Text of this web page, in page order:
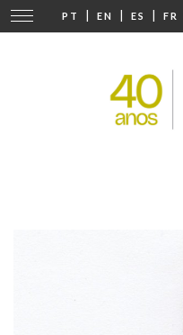
PT | EN | ES | FR
Modifier
la